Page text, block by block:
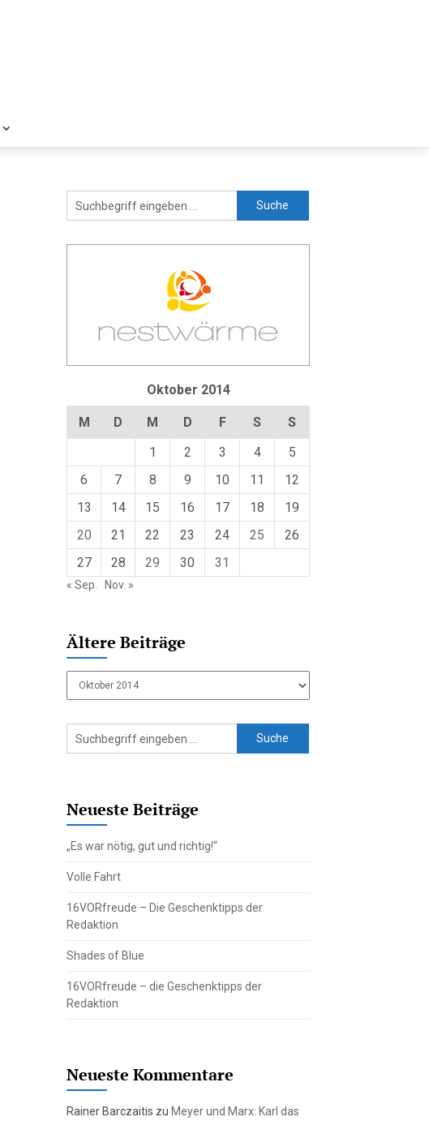
Oktober 2014
M D M D F S
S
1
2 3 4
5
6
7 8 9 10 11
12
13
14 15 16 17 18
19
20
21 22 23 24 25
26
27
28 29 30 31
« Sep. Nov. »
Ältere Beiträge
Ältere
Neueste Beiträge
„Es war nötig, gut und richtig!“
Volle Fahrt
16VORfreude – Die Geschenktipps der
Redaktion
Shades of Blue
16VORfreude – die Geschenktipps der
Redaktion
Neueste Kommentare
Rainer Barczaitis zu Meyer und Marx: Karl das